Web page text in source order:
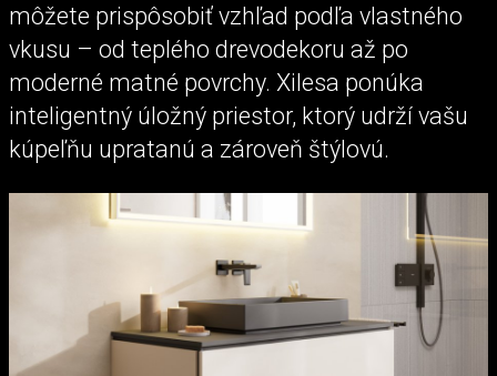
môžete prispôsobiť vzhľad podľa vlastného
vkusu – od teplého drevodekoru až po
moderné matné povrchy. Xilesa ponúka
inteligentný úložný priestor, ktorý udrží vašu
kúpeľňu upratanú a zároveň štýlovú.